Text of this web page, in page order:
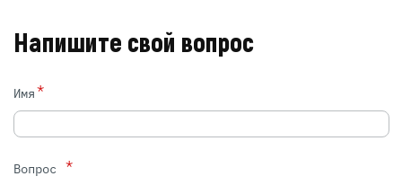
Напишите свой вопрос
Имя*
Вопрос *